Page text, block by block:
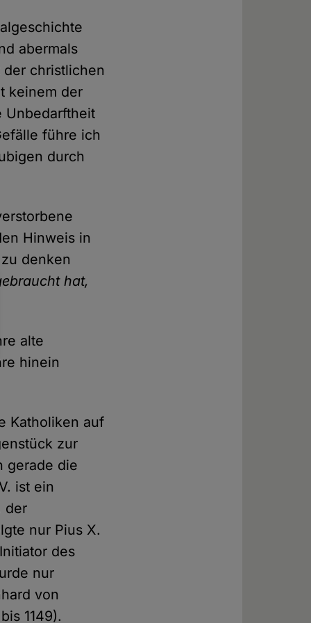
abermals
der christlichen
keinem der
Unbedarftheit
führe ich
durch
Hinweis in
denken
hat,
alte
hinein
Katholiken auf
zur
gerade die
ist ein
der
nur Pius X.
des
nur
von
1149).